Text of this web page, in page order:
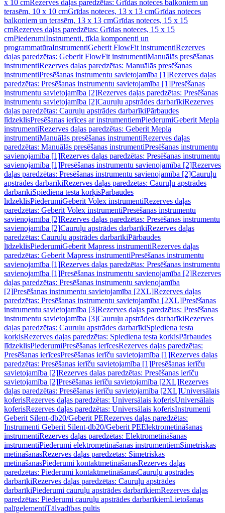
x 10 cmRezerves daļas paredzētas: Grīdas noteces balkoniem un
terasēm, 10 x 10 cmGrīdas noteces, 13 x 13 cmGrīdas noteces
balkoniem un terasēm, 13 x 13 cmGrīdas noteces, 15 x 15
cmRezerves daļas paredzētas: Grīdas noteces, 15 x 15
cmPiederumiInstrumenti, tīkla komponenti un
programmatūraInstrumentiGeberit FlowFit instrumentiRezerves
daļas paredzētas: Geberit FlowFit instrumentiManuālās presēšanas
instrumentiRezerves daļas paredzētas: Manuālās presēšanas
instrumentiPresēšanas instrumentu savietojamība [1]Rezerves daļas
paredzētas: Presēšanas instrumentu savietojamība [1]Presēšanas
instrumentu savietojamība [2]Rezerves daļas paredzētas: Presēšanas
instrumentu savietojamība [2]Cauruļu apstrādes darbarīkiRezerves
daļas paredzētas: Cauruļu apstrādes darbarīkiPārbaudes
līdzeklisPresēšanas ierīces ar instrumentiemPiederumiGeberit Mepla
instrumentiRezerves daļas paredzētas: Geberit Mepla
instrumentiManuālās presēšanas instrumentiRezerves daļas
paredzētas: Manuālās presēšanas instrumentiPresēšanas instrumentu
savienojamība [1]Rezerves daļas paredzētas: Presēšanas instrumentu
savienojamība [1]Presēšanas instrumentu savienojamība [2]Rezerves
daļas paredzētas: Presēšanas instrumentu savienojamība [2]Cauruļu
apstrādes darbarīkiRezerves daļas paredzētas: Cauruļu apstrādes
darbarīkiSpiediena testa korķisPārbaudes
līdzeklisPiederumiGeberit Volex instrumentiRezerves daļas
paredzētas: Geberit Volex instrumentiPresēšanas instrumentu
savienojamība [2]Rezerves daļas paredzētas: Presēšanas instrumentu
savienojamība [2]Cauruļu apstrādes darbarīkiRezerves daļas
paredzētas: Cauruļu apstrādes darbarīkiPārbaudes
līdzeklisPiederumiGeberit Mapress instrumentiRezerves daļas
paredzētas: Geberit Mapress instrumentiPresēšanas instrumentu
savienojamība [1]Rezerves daļas paredzētas: Presēšanas instrumentu
savienojamība [1]Presēšanas instrumentu savienojamība [2]Rezerves
daļas paredzētas: Presēšanas instrumentu savienojamība
[2]Presēšanas instrumentu savietojamība [2XL]Rezerves daļas
paredzētas: Presēšanas instrumentu savietojamība [2XL]Presēšanas
instrumentu savietojamība [3]Rezerves daļas paredzētas: Presēšanas
instrumentu savietojamība [3]Cauruļu apstrādes darbarīkiRezerves
daļas paredzētas: Cauruļu apstrādes darbarīkiSpiediena testa
korķisRezerves daļas paredzētas: Spiediena testa korķisPārbaudes
līdzeklisPiederumiPresēšanas ierīcesRezerves daļas paredzētas:
Presēšanas ierīcesPresēšanas ierīču savietojamība [1]Rezerves daļas
paredzētas: Presēšanas ierīču savietojamība [1]Presēšanas ierīču
savietojamība [2]Rezerves daļas paredzētas: Presēšanas ierīču
savietojamība [2]Presēšanas ierīču savietojamība [2XL]Rezerves
daļas paredzētas: Presēšanas ierīču savietojamība [2XL]Universālais
koferisRezerves daļas paredzētas: Universālais koferisUniversālais
koferisRezerves daļas paredzētas: Universālais koferisInstrumenti
Geberit Silent-db20/Geberit PERezerves daļas paredzētas:
Instrumenti Geberit Silent-db20/Geberit PEElektrometināšanas
instrumentiRezerves daļas paredzētas: Elektrometināšanas
instrumentiPiederumi elektrometināšanas instrumentiemSimetriskās
metināšanasRezerves daļas paredzētas: Simetriskās
metināšanasPiederumi kontaktmetināšanasRezerves daļas
paredzētas: Piederumi kontaktmetināšanasCauruļu apstrādes
darbarīkiRezerves daļas paredzētas: Cauruļu apstrādes
darbarīkiPiederumi cauruļu apstrādes darbarīkiemRezerves daļas
paredzētas: Piederumi cauruļu apstrādes darbarīkiemLietošanas
palīgelementiTālvadības pultis